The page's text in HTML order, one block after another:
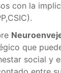
con la
que
social y